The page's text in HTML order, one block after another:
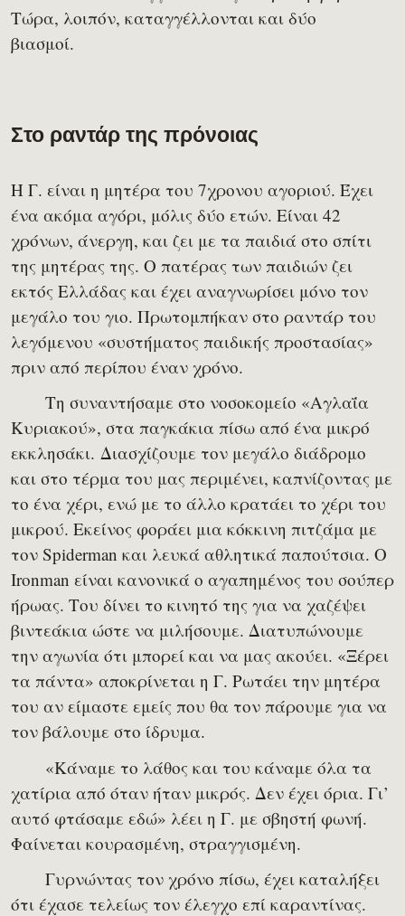
Τώρα, λοιπόν, καταγγέλλονται και δύο
βιασμοί.
Στο ραντάρ της πρόνοιας
Η Γ. είναι η μητέρα του 7χρονου αγοριού. Έχει
ένα ακόμα αγόρι, μόλις δύο ετών. Είναι 42
χρόνων, άνεργη, και ζει με τα παιδιά στο σπίτι
της μητέρας της. Ο πατέρας των παιδιών ζει
εκτός Ελλάδας και έχει αναγνωρίσει μόνο τον
μεγάλο του γιο. Πρωτομπήκαν στο ραντάρ του
λεγόμενου «συστήματος παιδικής προστασίας»
πριν από περίπου έναν χρόνο.
Τη συναντήσαμε στο νοσοκομείο «Αγλαΐα
Κυριακού», στα παγκάκια πίσω από ένα μικρό
εκκλησάκι. Διασχίζουμε τον μεγάλο διάδρομο
και στο τέρμα του μας περιμένει, καπνίζοντας με
το ένα χέρι, ενώ με το άλλο κρατάει το χέρι του
μικρού. Εκείνος φοράει μια κόκκινη πιτζάμα με
τον Spiderman και λευκά αθλητικά παπούτσια. Ο
Ironman είναι κανονικά ο αγαπημένος του σούπερ
ήρωας. Του δίνει το κινητό της για να χαζέψει
βιντεάκια ώστε να μιλήσουμε. Διατυπώνουμε
την αγωνία ότι μπορεί και να μας ακούει. «Ξέρει
τα πάντα» αποκρίνεται η Γ. Ρωτάει την μητέρα
του αν είμαστε εμείς που θα τον πάρουμε για να
τον βάλουμε στο ίδρυμα.
«Κάναμε το λάθος και του κάναμε όλα τα
χατίρια από όταν ήταν μικρός. Δεν έχει όρια. Γι’
αυτό φτάσαμε εδώ» λέει η Γ. με σβηστή φωνή.
Φαίνεται κουρασμένη, στραγγισμένη.
Γυρνώντας τον χρόνο πίσω, έχει καταλήξει
ότι έχασε τελείως τον έλεγχο επί καραντίνας.